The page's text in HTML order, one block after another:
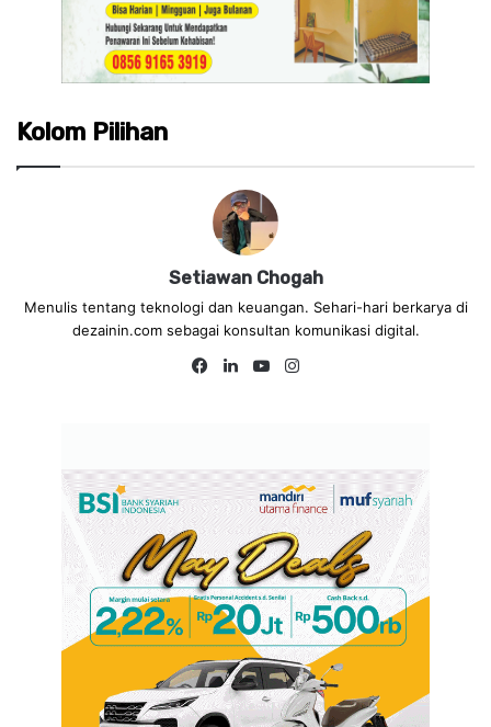
Kolom Pilihan
Setiawan Chogah
Menulis tentang teknologi dan keuangan. Sehari-hari berkarya di
dezainin.com sebagai konsultan komunikasi digital.
Fa
Lin
Yo